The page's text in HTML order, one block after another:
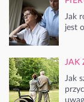
Jak
jest
JAK
Jak